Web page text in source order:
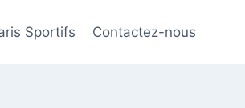
Sportifs Contactez-nous